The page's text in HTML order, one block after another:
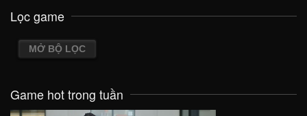
Lọc game
MỞ BỘ LỌC
Game hot trong tuần